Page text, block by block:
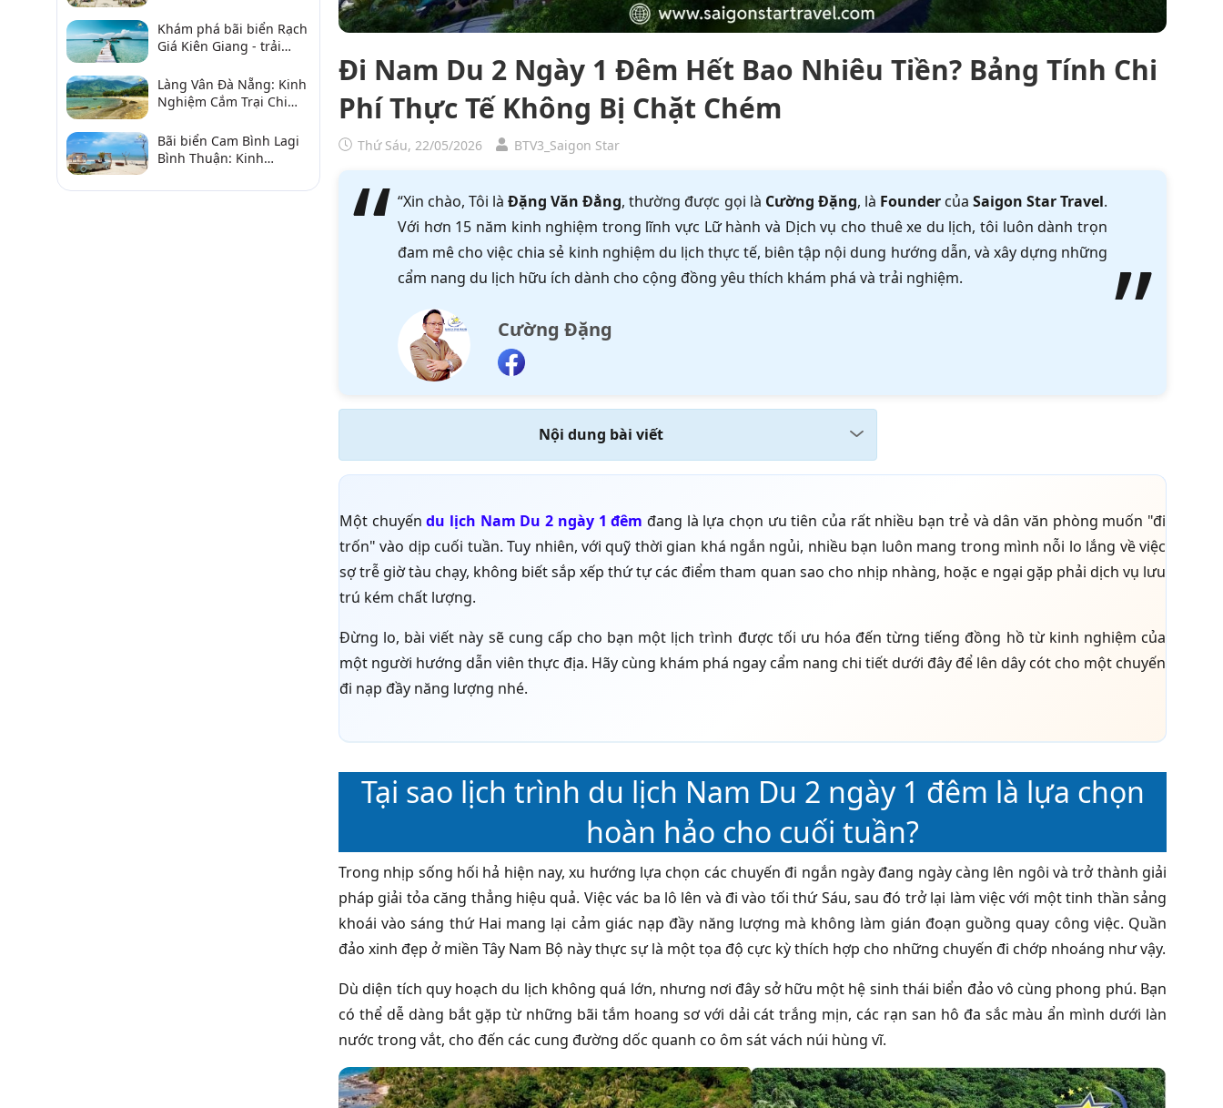
Đi Nam Du 2 Ngày 1 Đêm Hết Bao Nhiêu Tiền? Bảng Tính Chi
Phí Thực Tế Không Bị Chặt Chém
Thứ Sáu, 22/05/2026 BTV3_Saigon Star
“Xin chào, Tôi làĐặng Văn Đẳng, thường được gọi là Cường Đặng, là Foundercủa Saigon Star Travel.
Với hơn 15 năm kinh nghiệm trong lĩnh vực Lữ hành và Dịch vụ cho thuê xe du lịch, tôi luôn dành trọn
đam mê cho việc chia sẻ kinh nghiệm du lịch thực tế, biên tập nội dung hướng dẫn, và xây dựng những
cẩm nang du lịch hữu ích dành cho cộng đồng yêu thích khám phá và trải nghiệm.
Cường Đặng
Nội dung bài viết
Một chuyếndu lịch Nam Du 2 ngày 1 đêm đang là lựa chọn ưu tiên của rất nhiều bạn trẻ và dân văn phòng muốn "đi
trốn" vào dịp cuối tuần. Tuy nhiên, với quỹ thời gian khá ngắn ngủi, nhiều bạn luôn mang trong mình nỗi lo lắng về việc
sợ trễ giờ tàu chạy, không biết sắp xếp thứ tự các điểm tham quan sao cho nhịp nhàng, hoặc e ngại gặp phải dịch vụ lưu
trú kém chất lượng.
Đừng lo, bài viết này sẽ cung cấp cho bạn một lịch trình được tối ưu hóa đến từng tiếng đồng hồ từ kinh nghiệm của
một người hướng dẫn viên thực địa. Hãy cùng khám phá ngay cẩm nang chi tiết dưới đây để lên dây cót cho một chuyến
đi nạp đầy năng lượng nhé.
Tại sao lịch trình du lịch Nam Du 2 ngày 1 đêm là lựa chọn
hoàn hảo cho cuối tuần?
Trong nhịp sống hối hả hiện nay, xu hướng lựa chọn các chuyến đi ngắn ngày đang ngày càng lên ngôi và trở thành giải
pháp giải tỏa căng thẳng hiệu quả. Việc vác ba lô lên và đi vào tối thứ Sáu, sau đó trở lại làm việc với một tinh thần sảng
khoái vào sáng thứ Hai mang lại cảm giác nạp đầy năng lượng mà không làm gián đoạn guồng quay công việc. Quần
đảo xinh đẹp ở miền Tây Nam Bộ này thực sự là một tọa độ cực kỳ thích hợp cho những chuyến đi chớp nhoáng như vậy.
Dù diện tích quy hoạch du lịch không quá lớn, nhưng nơi đây sở hữu một hệ sinh thái biển đảo vô cùng phong phú. Bạn
có thể dễ dàng bắt gặp từ những bãi tắm hoang sơ với dải cát trắng mịn, các rạn san hô đa sắc màu ẩn mình dưới làn
nước trong vắt, cho đến các cung đường dốc quanh co ôm sát vách núi hùng vĩ.
2026
Khám phá bãi biển Rạch
Giá Kiên Giang - trải
Làng Vân Đà Nẵng: Kinh
Nghiệm Cắm Trại Chi
Bãi biển Cam Bình Lagi
Bình Thuận: Kinh
sản, điểm gần